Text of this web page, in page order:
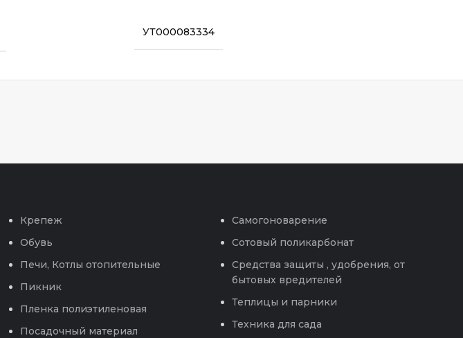
УТ000083334
Крепеж
Обувь
Печи, Котлы отопительные
Пикник
Пленка полиэтиленовая
Посадочный материал
Самогоноварение
Сотовый поликарбонат
Средства защиты , удобрения, от
бытовых вредителей
Теплицы и парники
Техника для сада